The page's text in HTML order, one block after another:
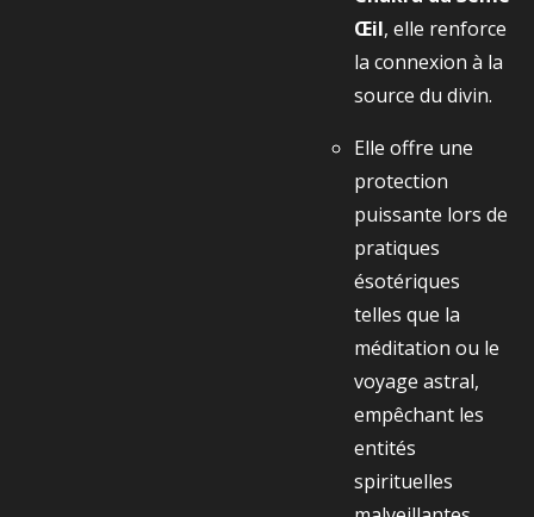
Œil, elle renforce
la connexion à la
source du divin.
Elle offre une
protection
puissante lors de
pratiques
ésotériques
telles que la
méditation ou le
voyage astral,
empêchant les
entités
spirituelles